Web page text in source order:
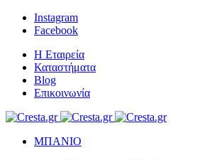
Instagram
Facebook
Η Εταιρεία
Καταστήματα
Blog
Επικοινωνία
ΜΠΑΝΙΟ